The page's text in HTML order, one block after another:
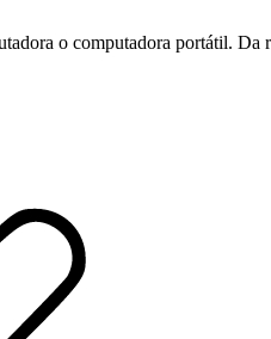
o computadora portátil.